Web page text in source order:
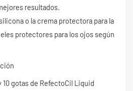
resultados.
o la crema protectora para la
protectores para los ojos según
10 gotas de RefectoCil Liquid